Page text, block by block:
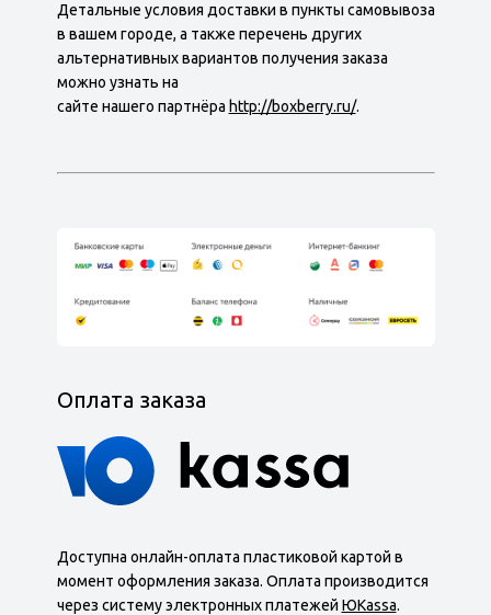
Детальные условия доставки в пункты самовывоза
в вашем городе, а также перечень других
альтернативных вариантов получения заказа
можно узнать на
сайте нашего партнёра http://boxberry.ru/.
Оплата заказа
Доступна онлайн-оплата пластиковой картой в
момент оформления заказа. Оплата производится
через систему электронных платежей ЮKassa.